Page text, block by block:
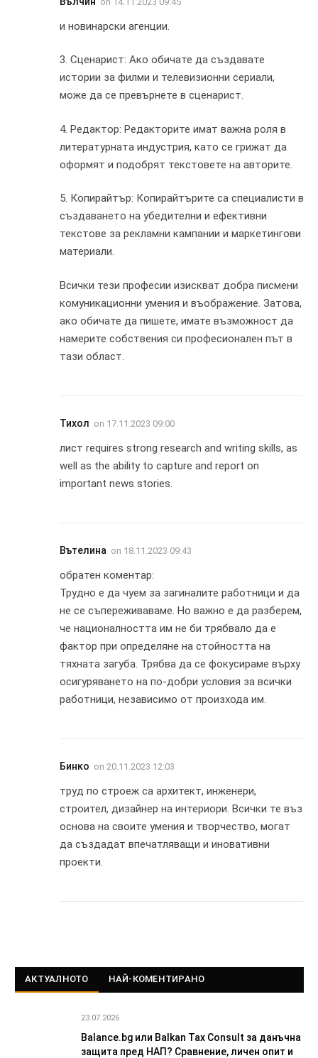
и новинарски агенции.
3. Сценарист: Ако обичате да създавате
истории за филми и телевизионни сериали,
може да се превърнете в сценарист.
4. Редактор: Редакторите имат важна роля в
литературната индустрия, като се грижат да
оформят и подобрят текстовете на авторите.
5. Копирайтър: Копирайтърите са специалисти в
създаването на убедителни и ефективни
текстове за рекламни кампании и маркетингови
материали.
Всички тези професии изискват добра писмени
комуникационни умения и въображение. Затова,
ако обичате да пишете, имате възможност да
намерите собствения си професионален път в
тази област.
Тихол on 17.11.2023 09:00
лист requires strong research and writing skills, as
well as the ability to capture and report on
important news stories.
Вътелина on 18.11.2023 09:43
обратен коментар:
Трудно е да чуем за загиналите работници и да
не се съпереживаваме. Но важно е да разберем,
че националността им не би трябвало да е
фактор при определяне на стойността на
тяхната загуба. Трябва да се фокусираме върху
осигуряването на по-добри условия за всички
работници, независимо от произхода им.
Бинко on 20.11.2023 12:03
труд по строеж са архитект, инженери,
строител, дизайнер на интериори. Всички те въз
основа на своите умения и творчество, могат
да създадат впечатляващи и иновативни
проекти.
АКТУАЛНОТО НАЙ-КОМЕНТИРАНО
23.07.2026
Balance.bg или Balkan Tax Consult за данъчна
защита пред НАП? Сравнение, личен опит и